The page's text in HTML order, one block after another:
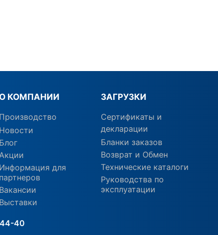
КОМПАНИИ
Производство
Новости
Блог
Информация для
партнеров
Вакансии
Выставки
ЗАГРУЗКИ
Сертификаты и
декларации
Бланки заказов
Возврат и Обмен
Технические каталоги
Руководства по
эксплуатации
40